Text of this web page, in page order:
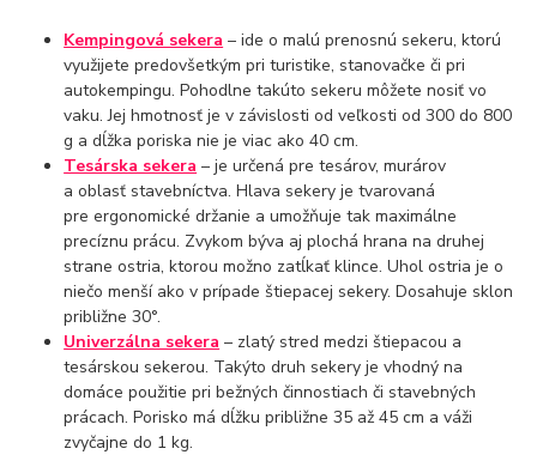
Kempingová sekera – ide o malú prenosnú sekeru, ktorú
využijete predovšetkým pri turistike, stanovačke či pri
autokempingu. Pohodlne takúto sekeru môžete nosiť vo
vaku. Jej hmotnosť je v závislosti od veľkosti od 300 do 800
g a dĺžka poriska nie je viac ako 40 cm.
Tesárska sekera – je určená pre tesárov, murárov
a oblasť stavebníctva. Hlava sekery je tvarovaná
pre ergonomické držanie a umožňuje tak maximálne
precíznu prácu. Zvykom býva aj plochá hrana na druhej
strane ostria, ktorou možno zatĺkať klince. Uhol ostria je o
niečo menší ako v prípade štiepacej sekery. Dosahuje sklon
približne 30°.
Univerzálna sekera – zlatý stred medzi štiepacou a
tesárskou sekerou. Takýto druh sekery je vhodný na
domáce použitie pri bežných činnostiach či stavebných
prácach. Porisko má dĺžku približne 35 až 45 cm a váži
zvyčajne do 1 kg.